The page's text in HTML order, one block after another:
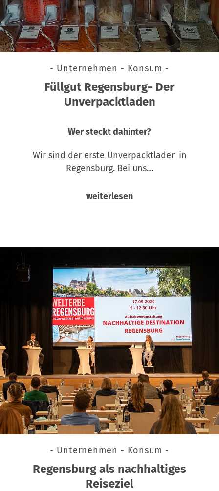
- Unternehmen - Konsum -
Füllgut Regensburg- Der
Unverpacktladen
Wer steckt dahinter?
Wir sind der erste Unverpacktladen in
Regensburg. Bei uns…
weiterlesen
- Unternehmen - Konsum -
Regensburg als nachhaltiges
Reiseziel